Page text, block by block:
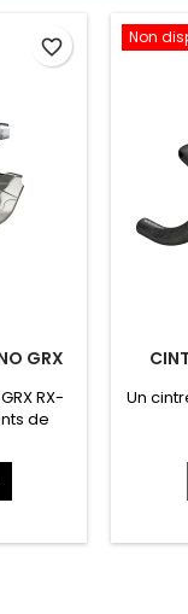
GRX
RX-
de
et un
sa
un
une
vers
favorite_border Non
Un